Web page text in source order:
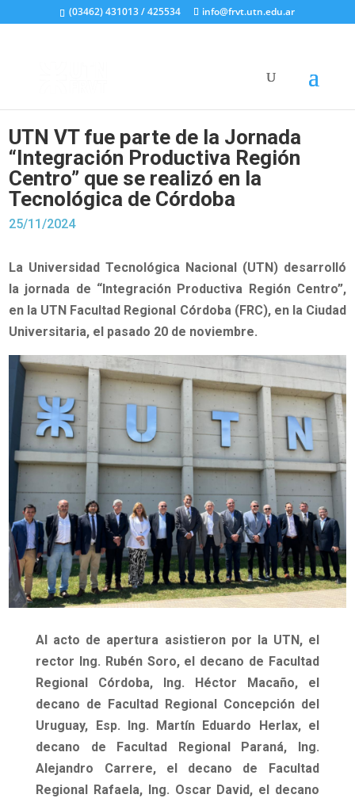
(03462) 431013 / 425534 info@frvt.utn.edu.ar
UTN VT fue parte de la Jornada
“Integración Productiva Región
Centro” que se realizó en la
Tecnológica de Córdoba
25/11/2024
La Universidad Tecnológica Nacional (UTN)desarrolló
la jornada de “Integración Productiva Región Centro”,
en la UTN Facultad Regional Córdoba (FRC), en la Ciudad
Universitaria, el pasado 20 de noviembre.
Al acto de apertura asistieron por la UTN, el
rector Ing. Rubén Soro, el decano de Facultad
Regional Córdoba, Ing. Héctor Macaño, el
decano de Facultad Regional Concepción del
Uruguay, Esp. Ing. Martín Eduardo Herlax, el
decano de Facultad Regional Paraná, Ing.
Alejandro Carrere, el decano de Facultad
Regional Rafaela, Ing. Oscar David, el decano